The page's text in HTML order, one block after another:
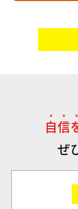
自信
ぜ